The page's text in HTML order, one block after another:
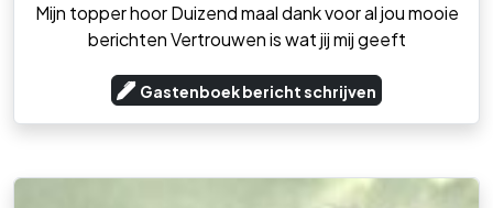
Mijn topper hoor Duizend maal dank voor al jou mooie
berichten Vertrouwen is wat jij mij geeft
Gastenboek bericht schrijven